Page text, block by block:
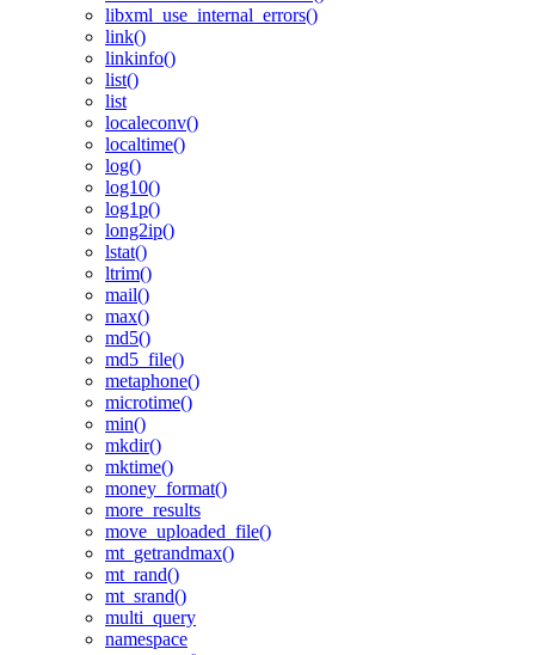
libxml_use_internal_errors()
link()
linkinfo()
list()
list
localeconv()
localtime()
log()
log10()
log1p()
long2ip()
lstat()
ltrim()
mail()
max()
md5()
md5_file()
metaphone()
microtime()
min()
mkdir()
mktime()
money_format()
more_results
move_uploaded_file()
mt_getrandmax()
mt_rand()
mt_srand()
multi_query
namespace